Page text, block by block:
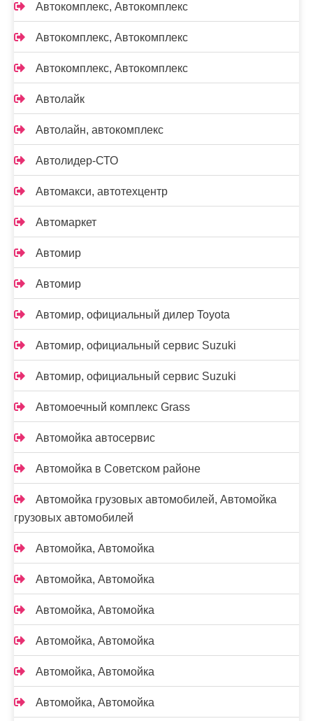
Автокомплекс, Автокомплекс
Автокомплекс, Автокомплекс
Автокомплекс, Автокомплекс
Автолайк
Автолайн, автокомплекс
Автолидер-СТО
Автомакси, автотехцентр
Автомаркет
Автомир
Автомир
Автомир, официальный дилер Toyota
Автомир, официальный сервис Suzuki
Автомир, официальный сервис Suzuki
Автомоечный комплекс Grass
Автомойка автосервис
Автомойка в Советском районе
Автомойка грузовых автомобилей, Автомойка
грузовых автомобилей
Автомойка, Автомойка
Автомойка, Автомойка
Автомойка, Автомойка
Автомойка, Автомойка
Автомойка, Автомойка
Автомойка, Автомойка